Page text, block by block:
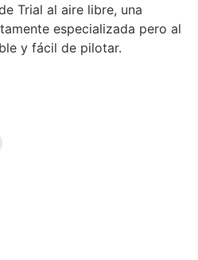
Trial al aire libre, una
especializada pero al
y fácil de pilotar.